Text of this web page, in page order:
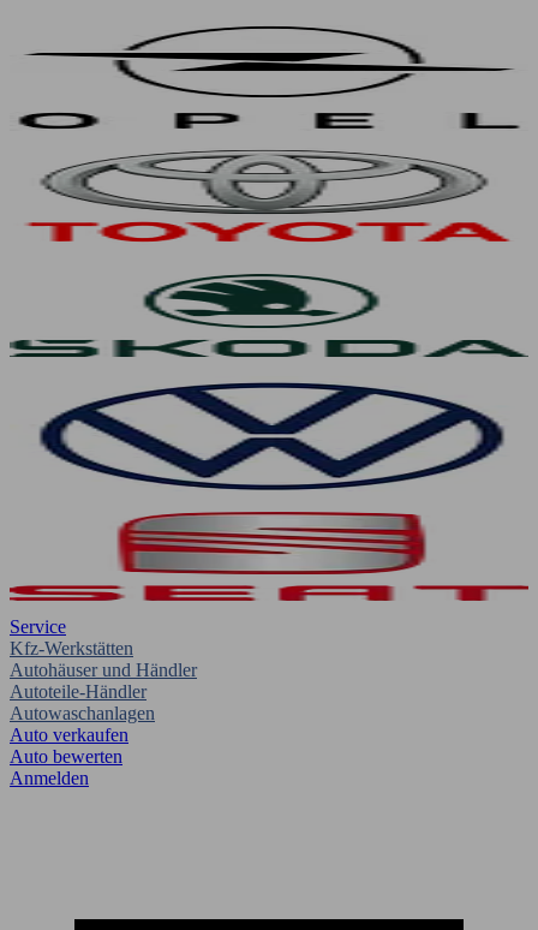
Service
Kfz-Werkstätten
Autohäuser und Händler
Autoteile-Händler
Autowaschanlagen
Auto verkaufen
Auto bewerten
Anmelden